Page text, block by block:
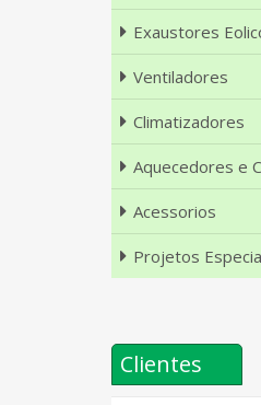
Exaustores
Ventiladores
Climatizadores
Aquecedores e
Acessorios
Projetos
Clientes